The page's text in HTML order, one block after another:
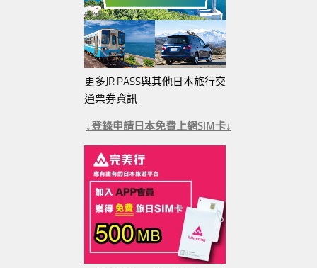
更多JR PASS與其他日本旅行交
通票券資訊
↓登錄申請日本免費上網SIM卡↓